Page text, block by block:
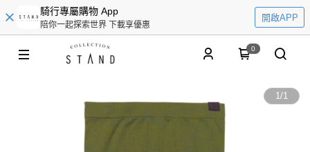
騎行專屬購物 App
陪你一起探索世界 下載享優惠
開啟APP
0
1/1